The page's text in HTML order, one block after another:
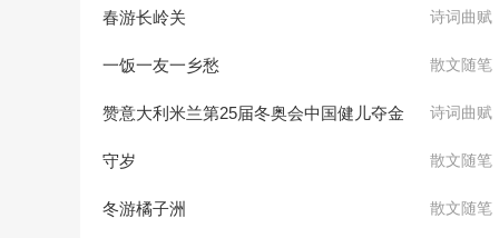
春游长岭关 诗词曲赋
一饭一友一乡愁 散文随笔
赞意大利米兰第25届冬奥会中国健儿夺金 诗词曲赋
守岁 散文随笔
冬游橘子洲 散文随笔